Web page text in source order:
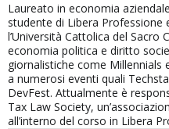
Laureato in economia
studente di Libera
l’Università Cattolica del Sacro
economia politica e diritto
giornalistiche come Millennials
a numerosi eventi quali
DevFest. Attualmente è
Tax Law Society,
all’interno del corso in Libera